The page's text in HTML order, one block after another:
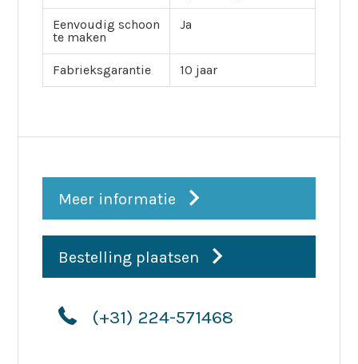
Eenvoudig schoon
te maken
Ja
Fabrieksgarantie 10 jaar
Meer informatie
Bestelling plaatsen
(+31) 224-571468